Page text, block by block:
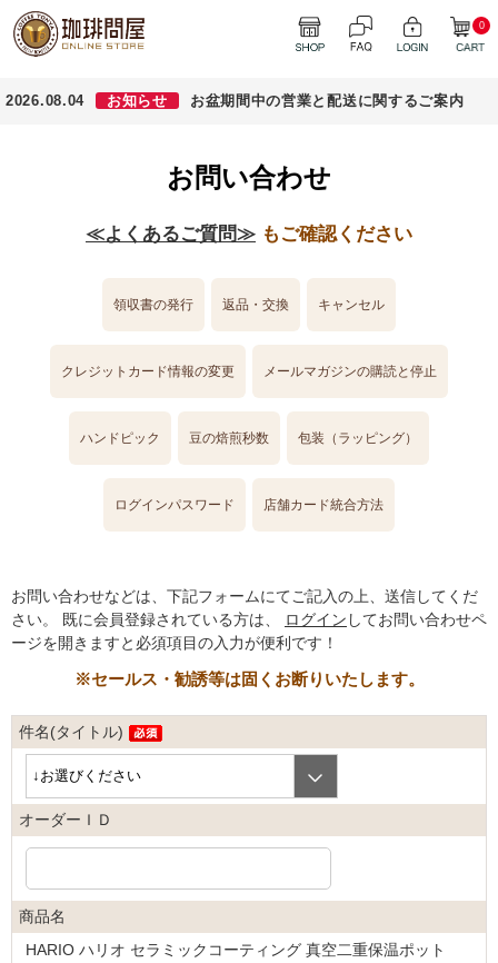
0
2026.08.04 お知らせ お盆期間中の営業と配送に関するご案内
お問い合わせ
≪よくあるご質問≫ もご確認ください
領収書の発行 返品・交換 キャンセル
クレジットカード情報の変更 メールマガジンの購読と停止
ハンドピック 豆の焙煎秒数 包装（ラッピング）
ログインパスワード 店舗カード統合方法
お問い合わせなどは、下記フォームにてご記入の上、送信してくだ
さい。
既に会員登録されている方は、 ログイン してお問い合わせペ
ージを開きますと必須項目の入力が便利です！
※セールス・勧誘等は固くお断りいたします。
件名(タイトル)
オーダーＩＤ
商品名
HARIO ハリオ セラミックコーティング 真空二重保温ポット